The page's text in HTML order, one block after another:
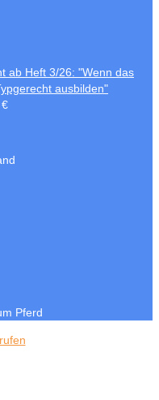
ab Heft 3/26: "Wenn das
ausbilden"
€
Pferd